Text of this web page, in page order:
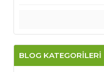
BLOG KATEGORILERI